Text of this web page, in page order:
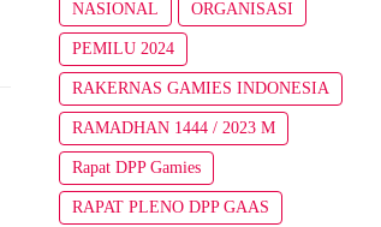
NASIONAL ORGANISASI
PEMILU 2024
RAKERNAS GAMIES INDONESIA
RAMADHAN 1444 / 2023 M
Rapat DPP Gamies
RAPAT PLENO DPP GAAS